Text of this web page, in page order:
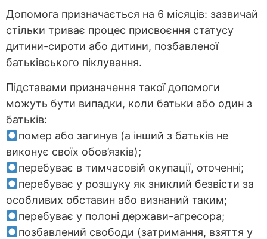
Допомога призначається на 6 місяців: зазвичай
стільки триває процес присвоєння статусу
дитини-сироти або дитини, позбавленої
батьківського піклування.
Підставами призначення такої допомоги
можуть бути випадки, коли батьки або один з
батьків:
помер або загинув (а інший з батьків не
виконує своїх обов’язків);
перебуває в тимчасовій окупації, оточенні;
перебуває у розшуку як зниклий безвісти за
особливих обставин або визнаний таким;
перебуває у полоні держави-агресора;
позбавлений свободи (затримання, взяття у